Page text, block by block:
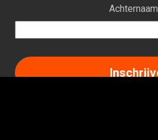
Achternaam